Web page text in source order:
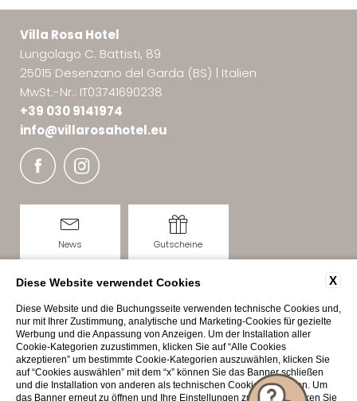
Villa Rosa Hotel
Lungolago C. Battisti, 89
25015 Desenzano del Garda (BS) | Italien
MwSt.-Nr.: IT03741690238
+39 030 9141974
info@villarosahotel.eu
News Gutscheine
Home|Impressum|Datenschutz|Datenschutz-
Einstellungen|Sitemap|© 2026 Villa Rosa Hotel
X
Diese Website verwendet Cookies
Diese Website und die Buchungsseite verwenden technische Cookies und,
nur mit Ihrer Zustimmung, analytische und Marketing-Cookies für gezielte
Werbung und die Anpassung von Anzeigen. Um der Installation aller
Cookie-Kategorien zuzustimmen, klicken Sie auf “Alle Cookies
akzeptieren” um bestimmte Cookie-Kategorien auszuwählen, klicken Sie
auf “Cookies auswählen” mit dem “x” können Sie das Banner schließen
und die Installation von anderen als technischen Cookies ablehnen. Um
das Banner erneut zu öffnen und Ihre Einstellungen zu ändern, klicken Sie